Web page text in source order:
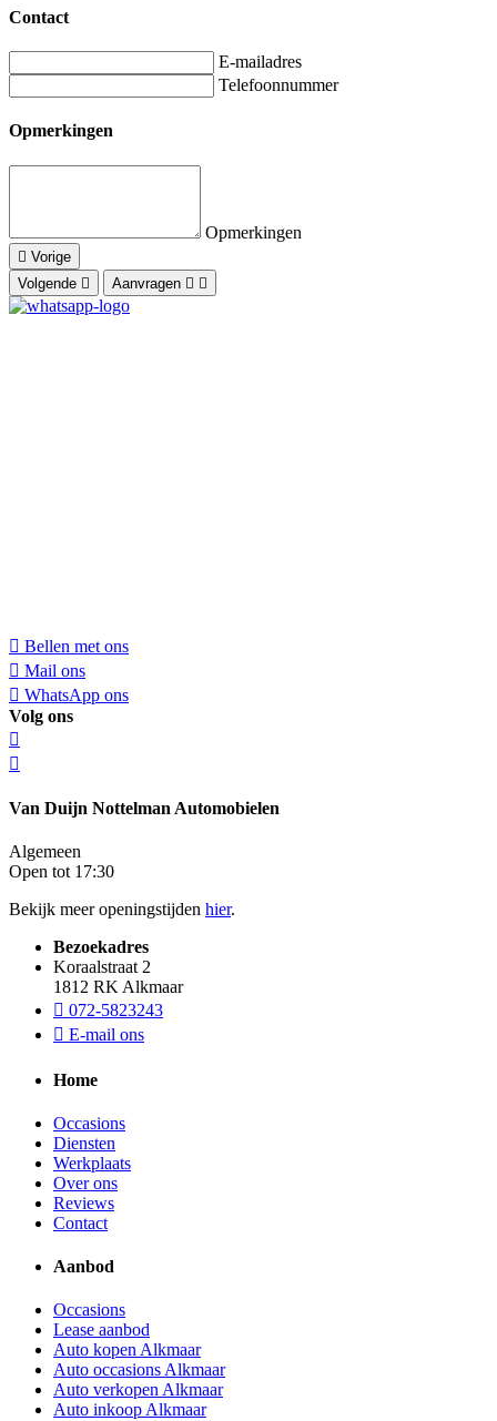
Contact
E-mailadres
Telefoonnummer
Opmerkingen
Opmerkingen
Vorige
Volgende
Aanvragen
Bellen met ons
Mail ons
WhatsApp ons
Volg ons
Van Duijn Nottelman Automobielen
Algemeen
Open tot 17:30
Bekijk meer openingstijden hier.
Bezoekadres
Koraalstraat 2
1812 RK Alkmaar
072-5823243
E-mail ons
Home
Occasions
Diensten
Werkplaats
Over ons
Reviews
Contact
Aanbod
Occasions
Lease aanbod
Auto kopen Alkmaar
Auto occasions Alkmaar
Auto verkopen Alkmaar
Auto inkoop Alkmaar